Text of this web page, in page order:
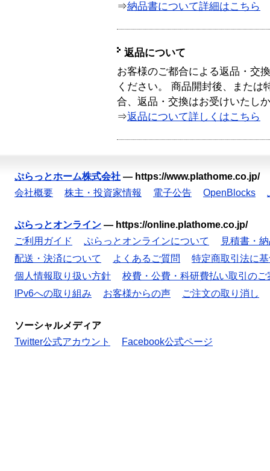
⇒納品書について詳細はこちら
返品について
お客様のご都合による返品・交
ください。 商品開封後、または
合、返品・交換はお受けいたし
⇒返品について詳しくはこちら
ぷらっとホーム株式会社 — https://www.plathome.co.jp/
会社概要
株主・投資家情報 電子公告 OpenBlocks
ぷらっとオンライン — https://online.plathome.co.jp/
ご利用ガイド
ぷらっとオンラインについて
見積書・
配送・決済について
よくあるご質問
特定商取引法に
個人情報取り扱い方針
校費・公費・科研費払い取引のご
IPv6への取り組み
お客様からの声 ご注文の取り消し
ソーシャルメディア
Twitter公式アカウント
Facebook公式ページ